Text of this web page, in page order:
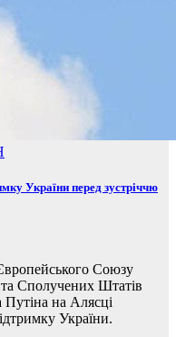
України перед зустріччю
Союзу
Сполучених Штатів
Путіна на Алясці
України.